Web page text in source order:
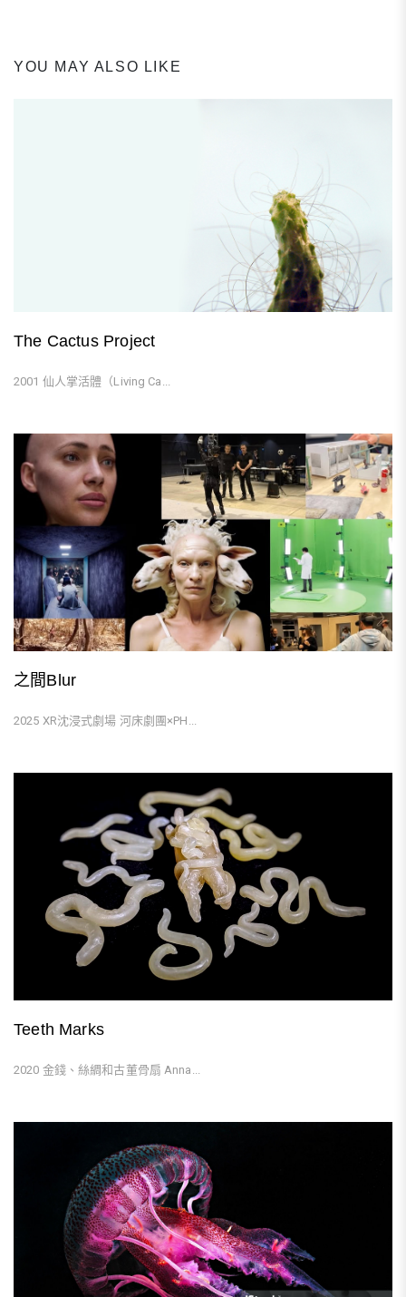
YOU MAY ALSO LIKE
The Cactus Project
2001 仙人掌活體（Living Ca...
之間Blur
2025 XR沈浸式劇場 河床劇團×PH...
Teeth Marks
2020 金錢、絲綢和古董骨扇 Anna...